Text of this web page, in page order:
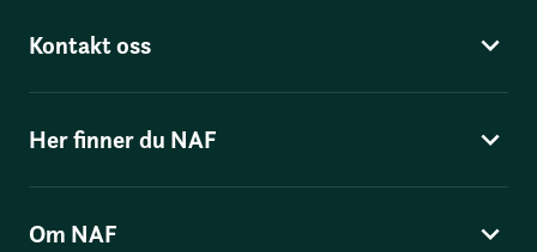
Kontakt oss
Her finner du NAF
Om NAF